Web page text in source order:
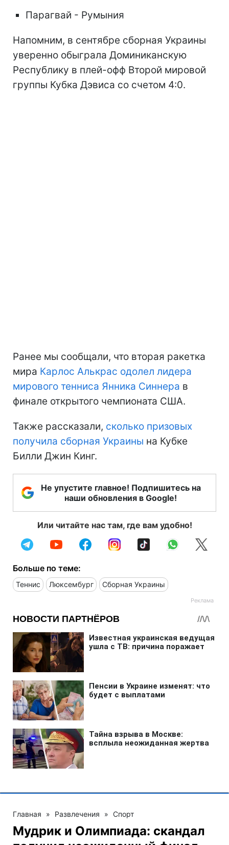
Парагвай - Румыния
Напомним, в сентябре сборная Украины
уверенно обыграла Доминиканскую
Республику в плей-офф Второй мировой
группы Кубка Дэвиса со счетом 4:0.
Ранее мы сообщали, что вторая ракетка
мира Карлос Алькрас одолел лидера
мирового тенниса Янника Синнера в
финале открытого чемпионата США.
Также рассказали, сколько призовых
получила сборная Украины на Кубке
Билли Джин Кинг.
Не упустите главное! Подпишитесь на
наши обновления в Google!
Или читайте нас там, где вам удобно!
Больше по теме:
Теннис Люксембург Сборная Украины
Главная » Развлечения » Спорт
Мудрик и Олимпиада: скандал